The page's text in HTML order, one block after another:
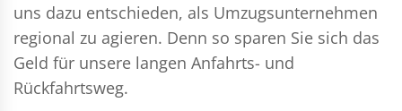
uns dazu entschieden, als Umzugsunternehmen
regional zu agieren. Denn so sparen Sie sich das
Geld für unsere langen Anfahrts- und
Rückfahrtsweg.